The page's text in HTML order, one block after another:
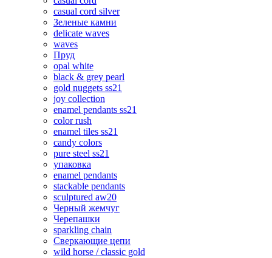
casual cord silver
Зеленые камни
delicate waves
waves
Пруд
opal white
black & grey pearl
gold nuggets ss21
joy collection
enamel pendants ss21
color rush
enamel tiles ss21
candy colors
pure steel ss21
упаковка
enamel pendants
stackable pendants
sculptured aw20
Черный жемчуг
Черепашки
sparkling chain
Сверкающие цепи
wild horse / classic gold